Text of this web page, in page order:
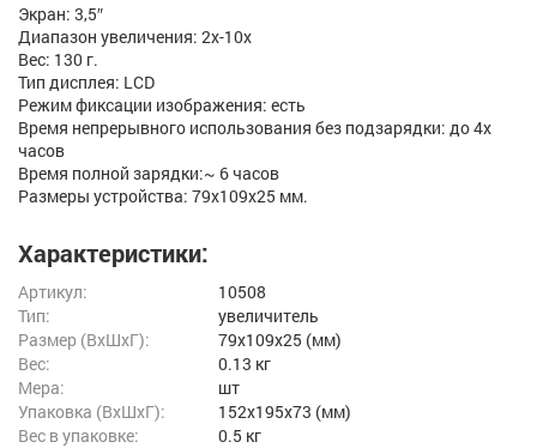
Экран: 3,5″
Диапазон увеличения: 2х-10х
Вес: 130 г.
Тип дисплея: LCD
Режим фиксации изображения: есть
Время непрерывного использования без подзарядки: до 4х
часов
Время полной зарядки:~ 6 часов
Размеры устройства: 79х109x25 мм.
Характеристики:
Артикул:
10508
Тип:
увеличитель
Размер (ВxШxГ):
79x109x25 (мм)
Вес:
0.13 кг
Мера:
шт
Упаковка (ВхШхГ):
152x195x73 (мм)
Вес в упаковке:
0.5 кг